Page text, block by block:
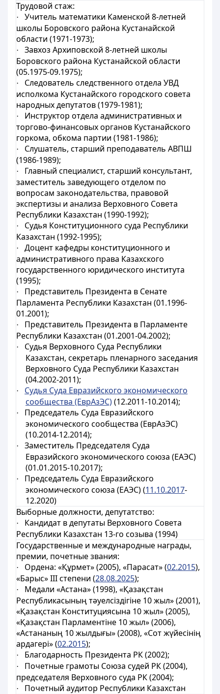
Трудовой стаж:
·
Учитель математики Каменской 8-летней
школы Боровского района Кустанайской
области (1971-1973);
·
Завхоз Архиповской 8-летней школы
Боровского района Кустанайской области
(05.1975-09.1975);
·
Следователь следственного отдела УВД
исполкома Кустанайского городского совета
народных депутатов (1979-1981);
·
Инструктор отдела административных и
торгово-финансовых органов Кустанайского
горкома, обкома партии (1981-1986);
·
Слушатель, старший преподаватель АВПШ
(1986-1989);
·
Главный специалист, старший консультант,
заместитель заведующего отделом по
вопросам законодательства, правовой
экспертизы и анализа Верховного Совета
Республики Казахстан (1990-1992);
·
Судья Конституционного суда Республики
Казахстан (1992-1995);
·
Доцент кафедры конституционного и
административного права Казахского
государственного юридического института
(1995);
·
Представитель Президента в Сенате
Парламента Республики Казахстан (01.1996-
01.2001);
·
Представитель Президента в Парламенте
Республики Казахстан (01.2001-04.2002);
·
Судья Верховного Суда Республики
Казахстан, секретарь пленарного заседания
Верховного Суда Республики Казахстан
(04.2002-2011);
·
Судья Суда Евразийского экономического
сообщества (ЕврАзЭС)(12.2011-10.2014);
·
Председатель Суда Евразийского
экономического сообщества (ЕврАзЭС)
(10.2014-12.2014);
·
Заместитель Председателя Суда
Евразийского экономического союза (ЕАЭС)
(01.01.2015-10.2017);
·
Председатель Суда Евразийского
экономического союза (ЕАЭС) (11.10.2017-
12.2020)
Выборные должности, депутатство:
·
Кандидат в депутаты Верховного Совета
Республики Казахстан 13-го созыва (1994)
Государственные и международные награды,
премии, почетные звания:
· Ордена: «Құрмет» (2005), «Парасат» (02.2015),
«Барыс» ІІІ степени (28.08.2025);
· Медали «Астана» (1998), «Қазақстан
Республикасының тәуелсіздігіне 10 жыл» (2001),
«Қазақстан Конституциясына 10 жыл» (2005),
«Қазақстан Парламентіне 10 жыл» (2006),
«Астананың 10 жылдығы» (2008), «Сот жүйесінің
ардагері» (02.2015);
· Благодарность Президента РК (2002);
·
Почетные грамоты Союза судей РК (2004),
председателя Верховного суда РК (2004);
·
Почетный аудитор Республики Казахстан